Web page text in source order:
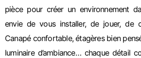
pièce pour créer un environnement
envie de vous installer, de jouer, de
Canapé confortable, étagères bien
luminaire d’ambiance… chaque détail